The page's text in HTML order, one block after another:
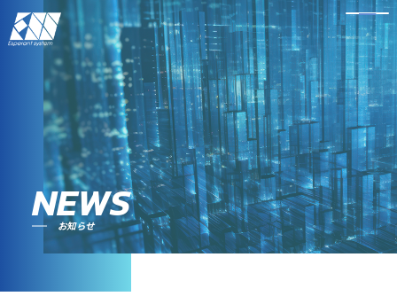
NEWS
お知らせ